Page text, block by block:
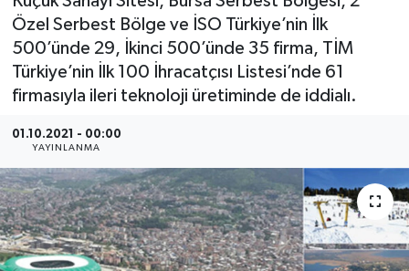
Özel Serbest Bölge ve İSO Türkiye’nin İlk
500’ünde 29, İkinci 500’ünde 35 firma, TİM
Türkiye’nin İlk 100 İhracatçısı Listesi’nde 61
firmasıyla ileri teknoloji üretiminde de iddialı.
01.10.2021 - 00:00
YAYINLANMA
ŞİRKET PANO
SÖYLEŞİ
ÜLKE
YAŞAM